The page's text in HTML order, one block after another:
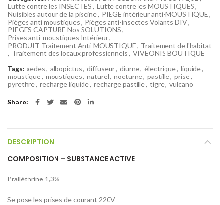
Lutte contre les INSECTES, Lutte contre les MOUSTIQUES,
Nuisibles autour de la piscine, PIEGE intérieur anti-MOUSTIQUE,
Pièges anti moustiques, Pièges anti-insectes Volants DIV,
PIEGES CAPTURE Nos SOLUTIONS,
Prises anti-moustiques Intérieur,
PRODUIT Traitement Anti-MOUSTIQUE, Traitement de l'habitat
, Traitement des locaux professionnels, VIVEONIS BOUTIQUE
Tags: aedes, albopictus, diffuseur, diurne, électrique, liquide,
moustique, moustiques, naturel, nocturne, pastille, prise,
pyrethre, recharge liquide, recharge pastille, tigre, vulcano
Share
DESCRIPTION
COMPOSITION – SUBSTANCE ACTIVE
Pralléthrine 1,3%
Se pose les prises de courant 220V